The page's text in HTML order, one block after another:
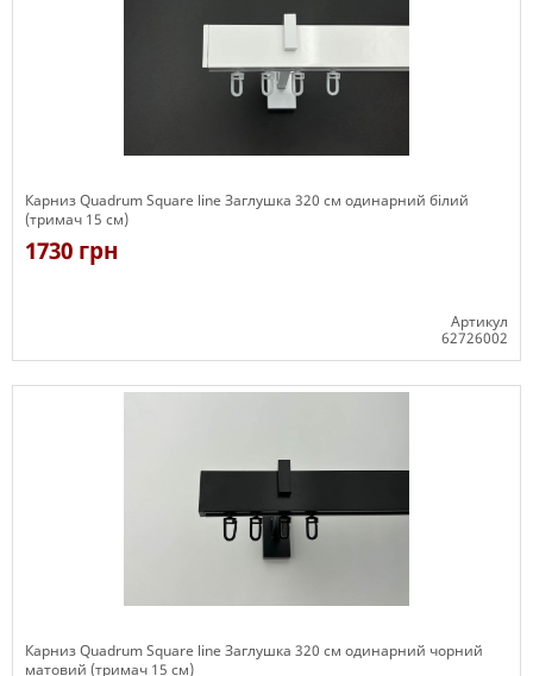
Карниз Quadrum Square line Заглушка 320 см одинарний білий
(тримач 15 см)
1730 грн
Артикул
62726002
Карниз Quadrum Square line Заглушка 320 см одинарний чорний
матовий (тримач 15 см)